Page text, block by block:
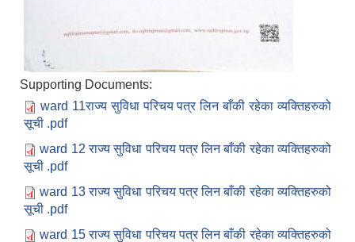
Supporting Documents:
ward 11राज्य सुविधा परिचय पत्र लिन बाँकी रहेका व्यक्तिहरुको
सूची .pdf
ward 12 राज्य सुविधा परिचय पत्र लिन बाँकी रहेका व्यक्तिहरुको
सूची .pdf
ward 13 राज्य सुविधा परिचय पत्र लिन बाँकी रहेका व्यक्तिहरुको
सूची .pdf
ward 15 राज्य सुविधा परिचय पत्र लिन बाँकी रहेका व्यक्तिहरुको